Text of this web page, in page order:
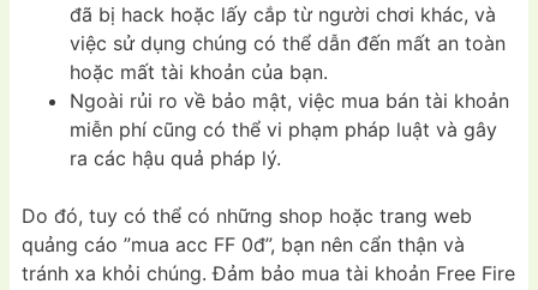
đã bị hack hoặc lấy cắp từ người chơi khác, và
việc sử dụng chúng có thể dẫn đến mất an toàn
hoặc mất tài khoản của bạn.
Ngoài rủi ro về bảo mật, việc mua bán tài khoản
miễn phí cũng có thể vi phạm pháp luật và gây
ra các hậu quả pháp lý.
Do đó, tuy có thể có những shop hoặc trang web
quảng cáo ”mua acc FF 0đ”, bạn nên cẩn thận và
tránh xa khỏi chúng. Đảm bảo mua tài khoản Free Fire